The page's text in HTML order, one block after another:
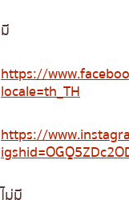
มี
https://
locale=th_TH
https://
ไม่มี